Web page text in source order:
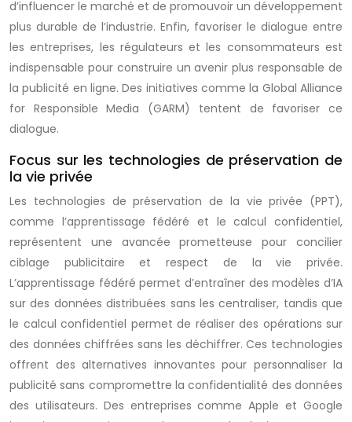
d’influencer le marché et de promouvoir un développement
plus durable de l’industrie. Enfin, favoriser le dialogue entre
les entreprises, les régulateurs et les consommateurs est
indispensable pour construire un avenir plus responsable de
la publicité en ligne. Des initiatives comme la Global Alliance
for Responsible Media (GARM) tentent de favoriser ce
dialogue.
Focus sur les technologies de préservation de
la vie privée
Les technologies de préservation de la vie privée (PPT),
comme l’apprentissage fédéré et le calcul confidentiel,
représentent une avancée prometteuse pour concilier
ciblage publicitaire et respect de la vie privée.
L’apprentissage fédéré permet d’entraîner des modèles d’IA
sur des données distribuées sans les centraliser, tandis que
le calcul confidentiel permet de réaliser des opérations sur
des données chiffrées sans les déchiffrer. Ces technologies
offrent des alternatives innovantes pour personnaliser la
publicité sans compromettre la confidentialité des données
des utilisateurs. Des entreprises comme Apple et Google